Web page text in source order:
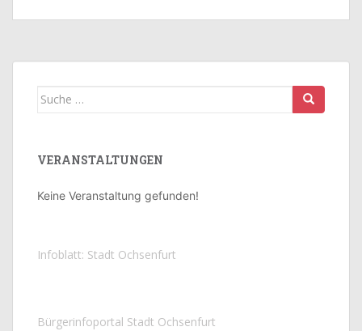
Suche
VERANSTALTUNGEN
Keine Veranstaltung gefunden!
Infoblatt: Stadt Ochsenfurt
Bürgerinfoportal Stadt Ochsenfurt